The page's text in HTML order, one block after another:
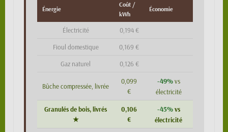
Énergie
Coût /
kWh
Économie
Électricité 0,194 €
Fioul domestique 0,169 €
Gaz naturel 0,126 €
Bûche compressée, livrée
0,099
€
-49%vs
électricité
Granulés de bois, livrés
★
0,106
€
-45%vs
électricité